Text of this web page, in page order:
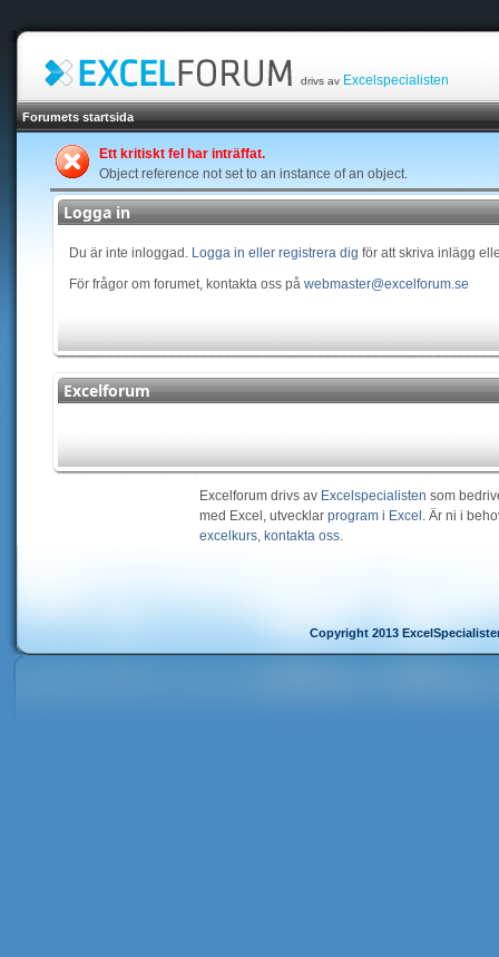
drivs av Excelspecialisten
Forumets startsida
Ett kritiskt fel har inträffat.
Object reference not set to an instance of an object.
Logga in
Du är inte inloggad. Logga in eller registrera dig för att skriva inlägg
För frågor om forumet, kontakta oss på webmaster@excelforum.se
Excelforum
Excelforum drivs av Excelspecialisten som
med Excel, utvecklar program i Excel . Är ni i
excelkurs, kontakta oss.
Copyright 2013